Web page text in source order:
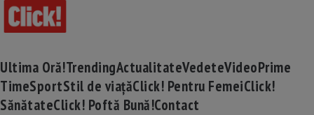
Ultima Oră!TrendingActualitateVedeteVideoPrime
TimeSportStil de viațăClick! Pentru FemeiClick!
SănătateClick! Poftă Bună!Contact